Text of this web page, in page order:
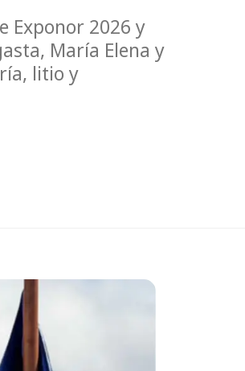
Exponor 2026 y
María Elena y
litio y